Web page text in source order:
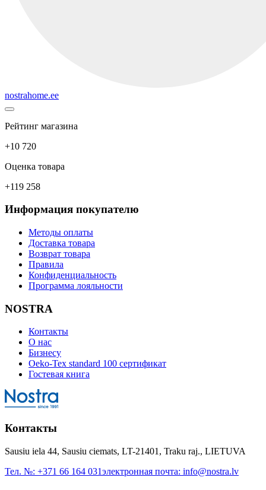
nostrahome.ee
Рейтинг магазина
+10 720
Оценка товара
+119 258
Информация покупателю
Методы оплаты
Доставка товара
Возврат товара
Правила
Конфиденциальность
Программа лояльности
NOSTRA
Контакты
О нас
Бизнесу
Oeko-Tex standard 100 сертификат
Гостевая книга
Контакты
Sausiu iela 44, Sausiu ciemats, LT-21401, Traku raj., LIETUVA
Тел. №: +371 66 164 031электронная почта: info@nostra.lv